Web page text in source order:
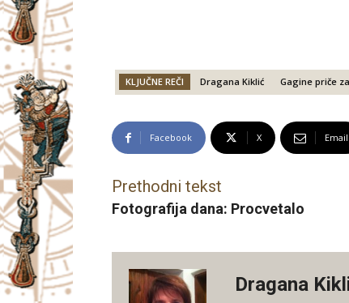
KLJUČNE REČI Dragana Kiklić Gagine priče
Facebook X Email
Prethodni tekst
Fotografija dana: Procvetalo
Dragana